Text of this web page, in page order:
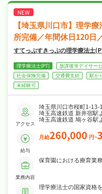
【埼玉県川口市】理学
所完備／年間休日120日
すてっぷすきっぷの理学療法士
理学療法士(PT) 放課後等デイサー
社会保険完備
交通費支給 駅か
未経験可
アクセス
埼玉県川口市桜町1-13-
埼玉高速鉄道 新井宿駅
埼玉高速鉄道 鳩ヶ谷駅
給与
月給260,000 円~
業務内容
保育園における療育業
理学療法士の国家資格